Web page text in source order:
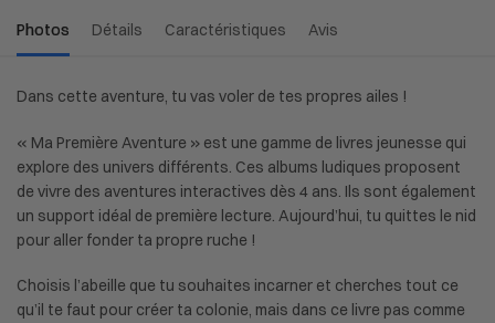
Photos Détails Caractéristiques Avis
Dans cette aventure, tu vas voler de tes propres ailes !
« Ma Première Aventure » est une gamme de livres jeunesse qui
explore des univers différents. Ces albums ludiques proposent
de vivre des aventures interactives dès 4 ans. Ils sont également
un support idéal de première lecture. Aujourd’hui, tu quittes le nid
pour aller fonder ta propre ruche !
Choisis l’abeille que tu souhaites incarner et cherches tout ce
qu’il te faut pour créer ta colonie, mais dans ce livre pas comme